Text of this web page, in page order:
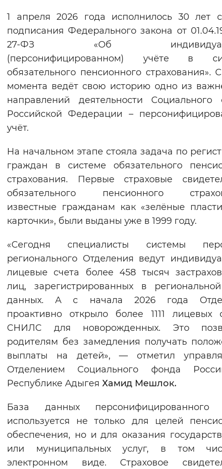
Включены Выключены
Звуковой ассистент
Воспроизвести Остановить
Вернуть стандартные настройки
1 апреля 2026 года исполнилось 30 лет
подписания Федерального закона от
27-ФЗ «Об
(персонифицированном) учёте в
обязательного пенсионного страхования».
момента ведёт свою историю одно из
направлений деятельности Социального
Российской Федерации –
учёт.
На начальном этапе стояла задача по
граждан в системе обязательного
страхования. Первые страховые
обязательного пенсионного
известные гражданам как «зелёные
карточки», были выданы уже в 1999 году.
«Сегодня специалисты системы
регионального Отделения ведут
лицевые счета более 458 тысяч
лиц, зарегистрированных в
данных. А с начала 2026 года
проактивно открыло более 1111 лицевых
СНИЛС для новорожденных. Это
родителям без замедления получать
выплаты на детей», — отметил
Отделением Социального фонда
Республике Адыгея Хамид Мешлок.
База данных персонифицированного
используется не только для целей
обеспечения, но и для оказания
или муниципальных услуг, в том
электронном виде. Страховое